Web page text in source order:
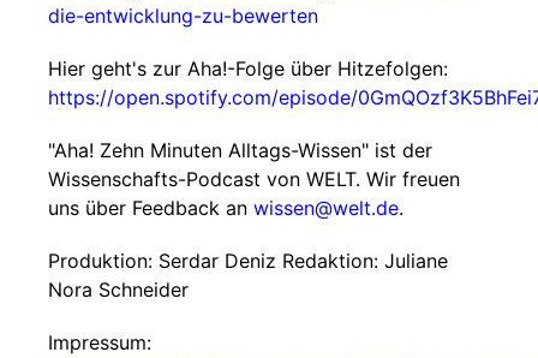
die-entwicklung-zu-bewerten
Hier geht's zur Aha!-Folge über Hitzefolgen:
https://open.spotify.com/episode/
"Aha! Zehn Minuten Alltags-Wissen" ist der
Wissenschafts-Podcast von WELT. Wir freuen
uns über Feedback an wissen@welt.de.
Produktion: Serdar Deniz Redaktion: Juliane
Nora Schneider
Impressum: